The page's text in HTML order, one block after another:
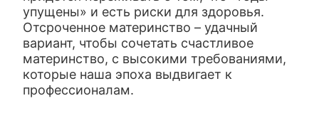
упущены» и есть риски для здоровья.
Отсроченное материнство – удачный
вариант, чтобы сочетать счастливое
материнство, с высокими требованиями,
которые наша эпоха выдвигает к
профессионалам.